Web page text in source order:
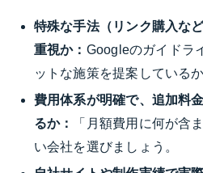
特殊な手法（リンク購入な
重視か： Googleのガイドラ
ットな施策を提案している
費用体系が明確で、追加料
るか：
「月額費用に何が含
い会社を選びましょう。